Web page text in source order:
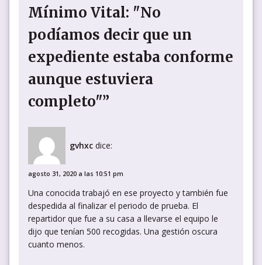
Mínimo Vital: "No
podíamos decir que un
expediente estaba conforme
aunque estuviera
completo"”
gvhxc dice:
agosto 31, 2020 a las 10:51 pm
Una conocida trabajó en ese proyecto y también fue
despedida al finalizar el periodo de prueba. El
repartidor que fue a su casa a llevarse el equipo le
dijo que tenían 500 recogidas. Una gestión oscura
cuanto menos.